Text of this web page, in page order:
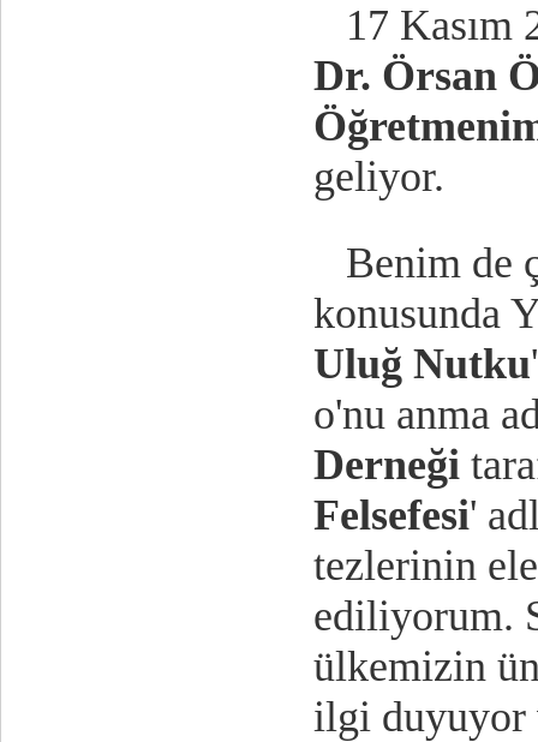
17 Kasım
Dr. Örsan
geliyor.
Benim de
konusunda
Uluğ Nutku
o'nu anma
Derneği
Felsefesi'
tezlerinin
ediliyorum.
ülkemizin
ilgi